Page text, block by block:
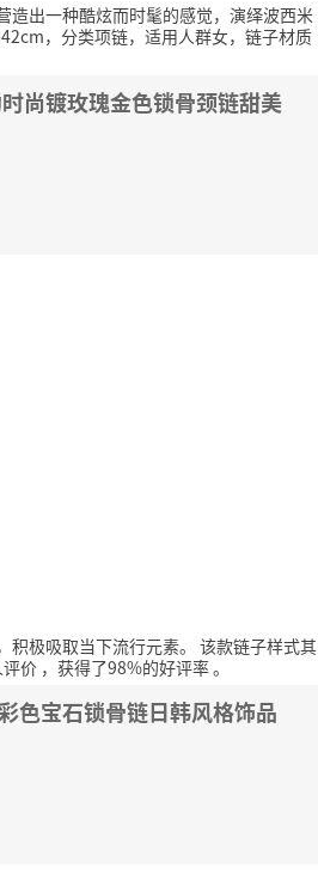
造出一种酷炫而时髦的感觉，演绎波西米
，分类项链，适用人群女，链子材质
尚镀玫瑰金色锁骨颈链甜美
极吸取当下流行元素。 该款链子样式其
价 ，获得了98%的好评率。
色宝石锁骨链日韩风格饰品